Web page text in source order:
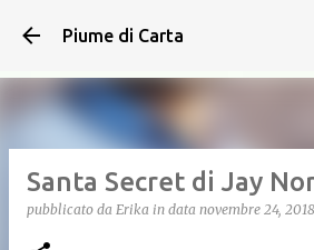
Passa ai contenuti
Piume di Carta
Santa Secret di Jay
pubblicato da Erika in data novembre 24, 2018